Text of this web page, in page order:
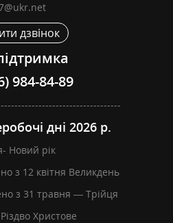
дзвінок
984-84-89
дні 2026 р.
Новий рік
з 12 квітня Великдень
з 31 травня — Трійця
Христове